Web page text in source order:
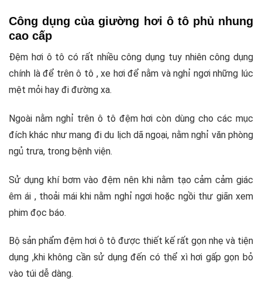
Công dụng của giường hơi ô tô phủ nhung
cao cấp
Đệm hơi ô tô có rất nhiều công dụng tuy nhiên công dụng
chính là để trên ô tô , xe hơi để nằm và nghỉ ngơi những lúc
mệt mỏi hay đi đường xa.
Ngoài nằm nghỉ trên ô tô đệm hơi còn dùng cho các mục
đích khác như mang đi du lịch dã ngoại, nằm nghỉ văn phòng
ngủ trưa, trong bệnh viện.
Sử dụng khí bơm vào đệm nên khi nằm tạo cảm cảm giác
êm ái , thoải mái khi nằm nghỉ ngơi hoặc ngồi thư giãn xem
phim đọc báo.
Bộ sản phẩm đệm hơi ô tô được thiết kế rất gọn nhẹ và tiện
dụng ,khi không cần sử dụng đến có thể xì hơi gấp gọn bỏ
vào túi dễ dàng.